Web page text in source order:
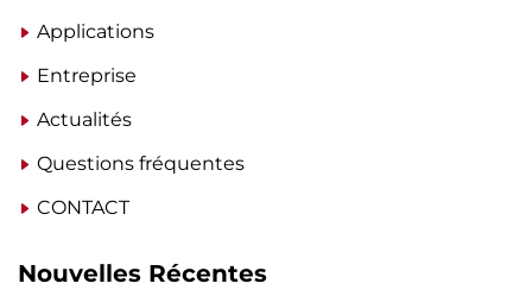
Applications
Entreprise
Actualités
Questions fréquentes
CONTACT
Nouvelles Récentes